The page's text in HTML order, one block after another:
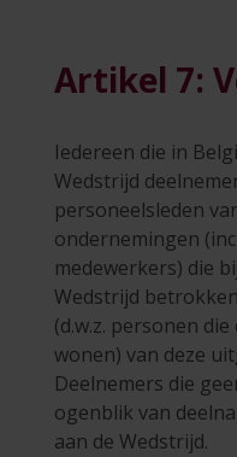
Artikel 7:
Iedereen die in
Wedstrijd
personeelsleden
ondernemingen
medewerkers) die
Wedstrijd
(d.w.z. personen
wonen) van deze
Deelnemers die
ogenblik van
aan de Wedstrijd.